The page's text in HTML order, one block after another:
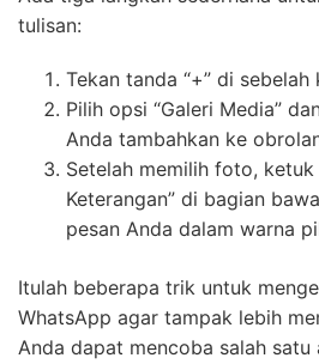
tulisan:
Tekan tanda “+” di
Pilih opsi “Galeri Media”
Anda tambahkan ke
Setelah memilih foto,
Keterangan” di bagian
pesan Anda dalam warna
Itulah beberapa trik untuk
WhatsApp agar tampak lebih
Anda dapat mencoba salah satu